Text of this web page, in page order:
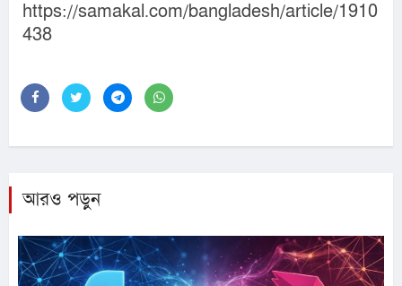
https://samakal.com/bangladesh/article/1910
438
আরও পড়ুন